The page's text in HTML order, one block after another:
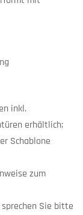
inkl.
erhältlich;
Schablone
zum
Sie bitte